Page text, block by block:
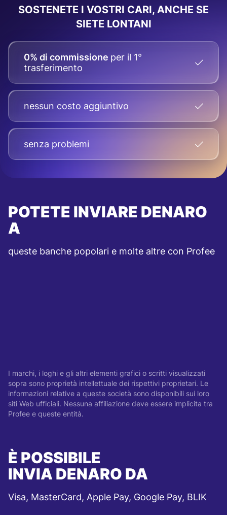
SOSTENETE I VOSTRI CARI, ANCHE SE
SIETE LONTANI
0% di commissione per il 1°
trasferimento
nessun costo aggiuntivo
senza problemi
POTETE INVIARE DENARO
A
queste banche popolari e molte altre con Profee
I marchi, i loghi e gli altri elementi grafici o scritti visualizzati
sopra sono proprietà intellettuale dei rispettivi proprietari. Le
informazioni relative a queste società sono disponibili sui loro
siti Web ufficiali. Nessuna affiliazione deve essere implicita tra
Profee e queste entità.
È POSSIBILE
INVIA DENARO DA
Visa, MasterCard, Apple Pay, Google Pay, BLIK